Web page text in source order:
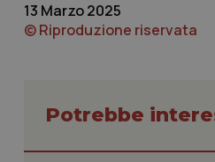
13 Marzo 2025
© Riproduzione riservata
Potrebbe